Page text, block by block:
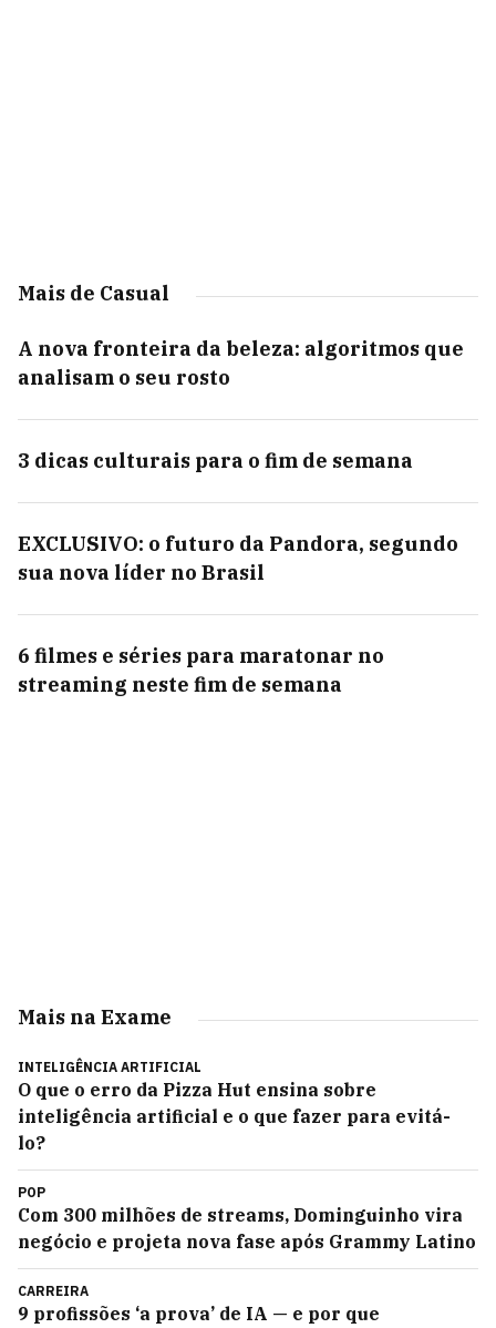
Mais de Casual
A nova fronteira da beleza: algoritmos que
analisam o seu rosto
3 dicas culturais para o fim de semana
EXCLUSIVO: o futuro da Pandora, segundo
sua nova líder no Brasil
6 filmes e séries para maratonar no
streaming neste fim de semana
Mais na Exame
INTELIGÊNCIA ARTIFICIAL
O que o erro da Pizza Hut ensina sobre
inteligência artificial e o que fazer para evitá-
lo?
POP
Com 300 milhões de streams, Dominguinho vira
negócio e projeta nova fase após Grammy Latino
CARREIRA
9 profissões ‘a prova’ de IA — e por que